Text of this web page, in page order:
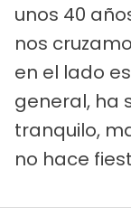
unos 40
nos
en el lado
general, ha
tranquilo,
no hace